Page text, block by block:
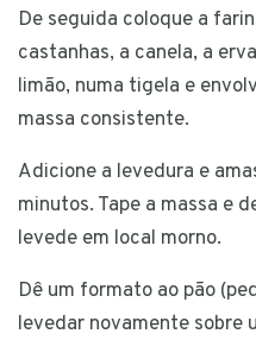
De seguida coloque a
castanhas, a canela, a
limão, numa tigela e
massa consistente.
Adicione a levedura e
minutos. Tape a massa e
levede em local morno.
Dê um formato ao pão
levedar novamente sobre